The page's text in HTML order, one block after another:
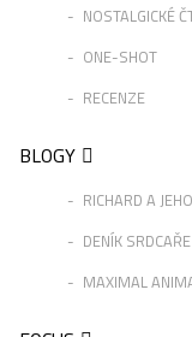
NOSTALGICKÉ
ONE-SHOT
RECENZE
BLOGY
RICHARD A
DENÍK SRDCAŘE
MAXIMAL